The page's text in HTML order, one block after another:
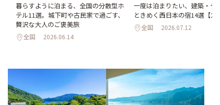
暮らすように泊まる、全国の分散型ホ
テル11選。城下町や古民家で過ごす、
贅沢な大人のご褒美旅
全国 2026.06.14
一度は泊まりたい、建築・デ
ときめく西日本の宿14選【
全国 2026.07.12